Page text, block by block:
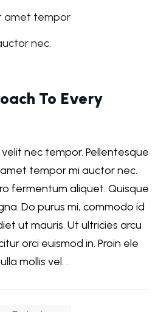
amet tempor
nec.
To Every
nec tempor. Pellentesque
tempor mi auctor nec.
fermentum aliquet. Quisque
Do purus mi, commodo id
ut mauris. Ut ultricies arcu
orci euismod in. Proin ele
mollis vel. .